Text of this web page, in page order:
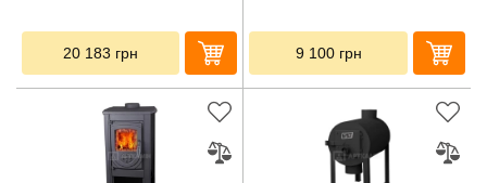
20 183 грн 9 100 грн